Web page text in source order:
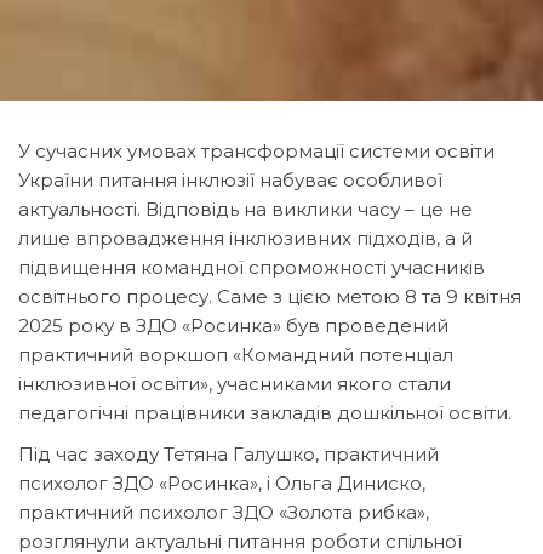
У сучасних умовах трансформації системи освіти
України питання інклюзії набуває особливої
актуальності. Відповідь на виклики часу – це не
лише впровадження інклюзивних підходів, а й
підвищення командної спроможності учасників
освітнього процесу. Саме з цією метою 8 та 9 квітня
2025 року в ЗДО «Росинка» був проведений
практичний воркшоп «Командний потенціал
інклюзивної освіти», учасниками якого стали
педагогічні працівники закладів дошкільної освіти.
Під час заходу Тетяна Галушко, практичний
психолог ЗДО «Росинка», і Ольга Диниско,
практичний психолог ЗДО «Золота рибка»,
розглянули актуальні питання роботи спільної